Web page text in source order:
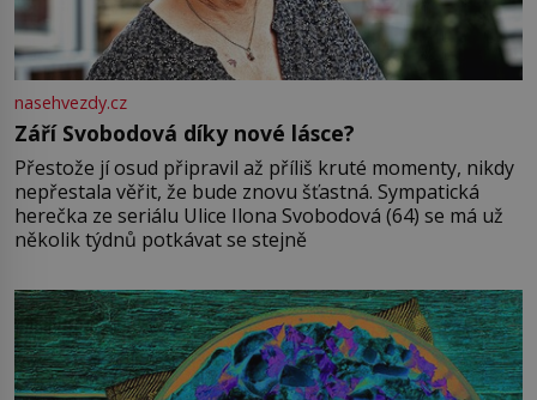
nasehvezdy.cz
Září Svobodová díky nové lásce?
Přestože jí osud připravil až příliš kruté momenty, nikdy
nepřestala věřit, že bude znovu šťastná. Sympatická
herečka ze seriálu Ulice Ilona Svobodová (64) se má už
několik týdnů potkávat se stejně